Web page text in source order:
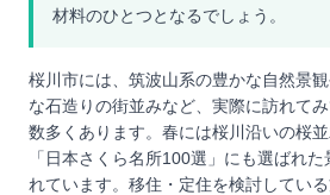
材料のひとつとなるでしょう。
桜川市には、筑波山系の豊かな自然景
な石造りの街並みなど、実際に訪れて
数多くあります。春には桜川沿いの桜並
「日本さくら名所100選」にも選ばれ
れています。移住・定住を検討してい